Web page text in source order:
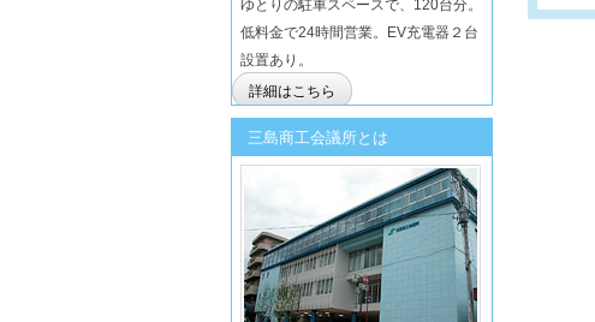
ゆとりの駐車スペースで、120台分。
低料金で24時間営業。EV充電器２台
設置あり。
詳細はこちら
三島商工会議所とは